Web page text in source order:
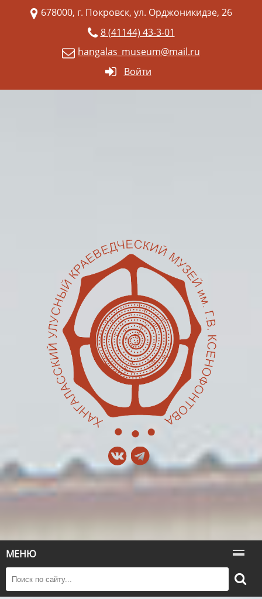
678000, г. Покровск, ул. Орджоникидзе, 26
8 (41144) 43-3-01
hangalas_museum@mail.ru
Войти
МЕНЮ